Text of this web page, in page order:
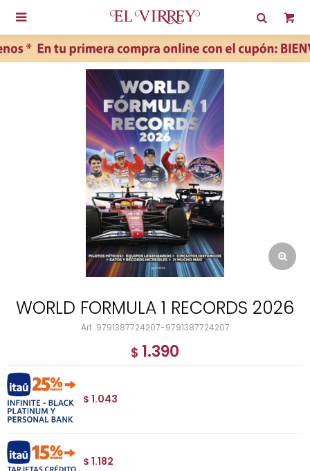

WORLD FORMULA 1 RECORDS 2026
9791387724207-9791387724207
$ 1.390
$ 1.043
$ 1.182